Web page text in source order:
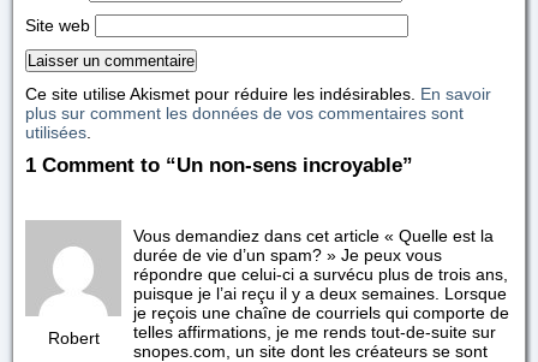
Site web
Ce site utilise Akismet pour réduire les indésirables. En savoir
plus sur comment les données de vos commentaires sont
utilisées
1 Comment to “Un non-sens incroyable”
Robert
Vous demandiez dans cet article « Quelle est la
durée de vie d’un spam? » Je peux vous
répondre que celui-ci a survécu plus de trois ans,
puisque je l’ai reçu il y a deux semaines. Lorsque
je reçois une chaîne de courriels qui comporte de
telles affirmations, je me rends tout-de-suite sur
snopes.com, un site dont les créateurs se sont